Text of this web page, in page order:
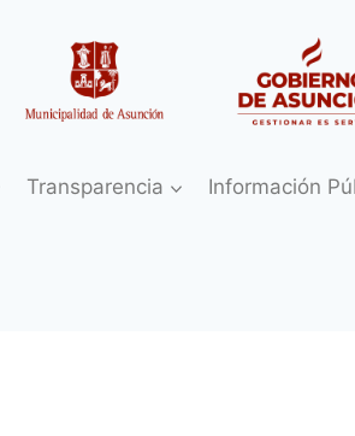
Transparencia Información